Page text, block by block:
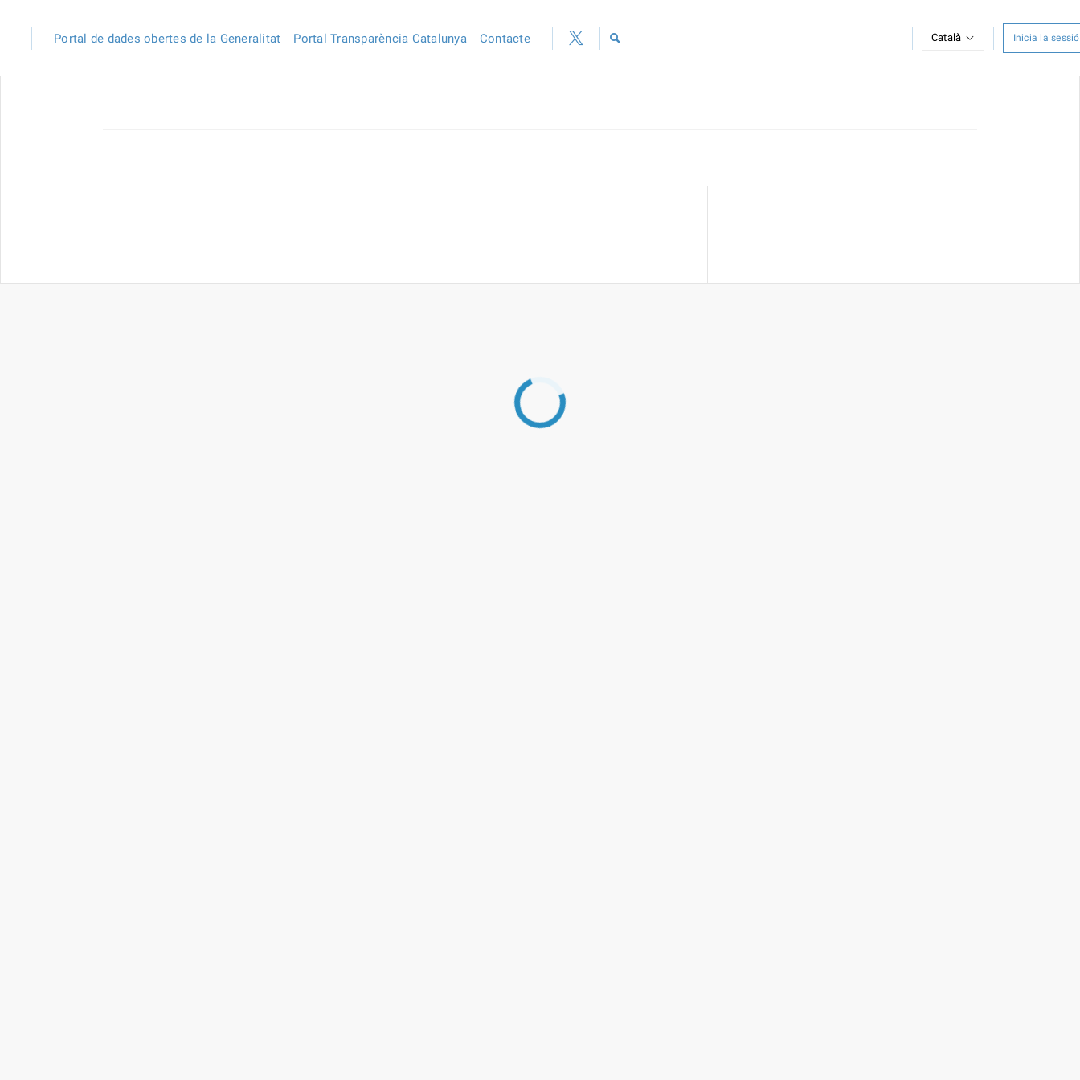
Portal de dades obertes de la Generalitat Portal Transparència Catalunya Contacte Català Inicia la sessió